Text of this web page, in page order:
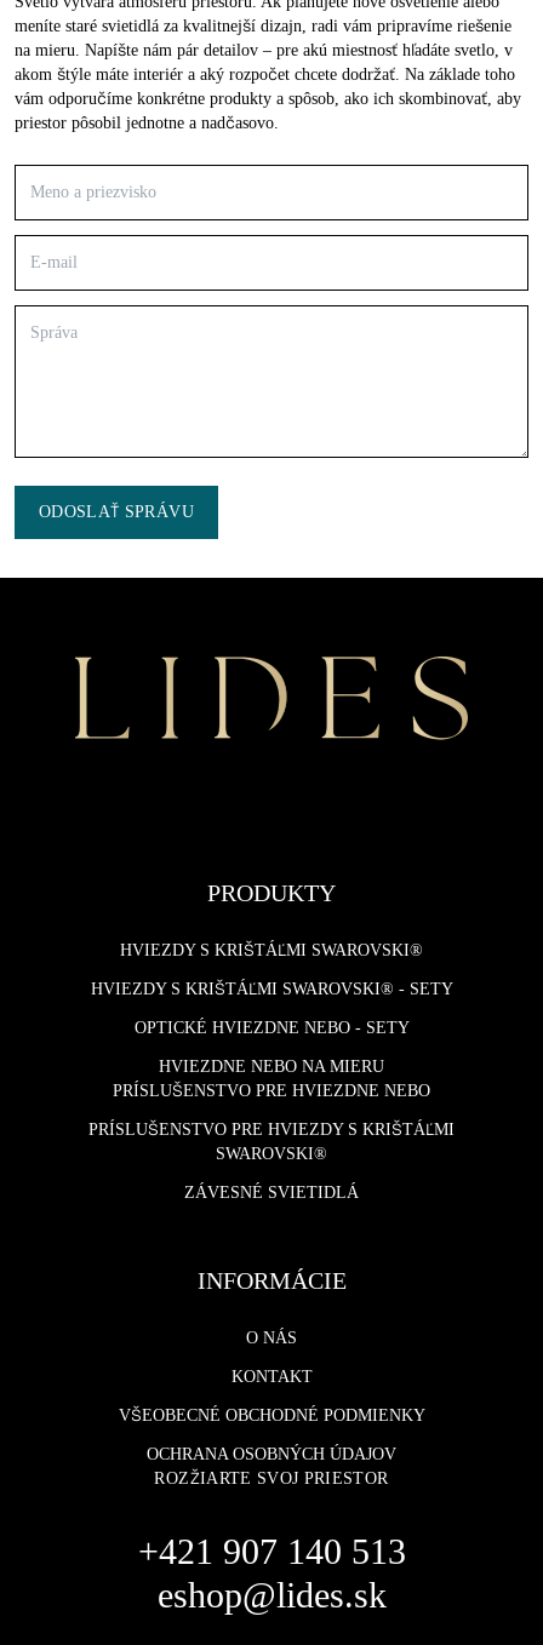
meníte staré svietidlá za kvalitnejší dizajn, radi vám pripravíme riešenie
na mieru. Napíšte nám pár detailov – pre akú miestnosť hľadáte svetlo, v
akom štýle máte interiér a aký rozpočet chcete dodržať. Na základe toho
vám odporučíme konkrétne produkty a spôsob, ako ich skombinovať, aby
priestor pôsobil jednotne a nadčasovo.
ODOSLAŤ SPRÁVU
PRODUKTY
HVIEZDY S KRIŠTÁĽMI SWAROVSKI®
HVIEZDY S KRIŠTÁĽMI SWAROVSKI® - SETY
OPTICKÉ HVIEZDNE NEBO - SETY
HVIEZDNE NEBO NA MIERU
PRÍSLUŠENSTVO PRE HVIEZDNE NEBO
PRÍSLUŠENSTVO PRE HVIEZDY S KRIŠTÁĽMI
SWAROVSKI®
ZÁVESNÉ SVIETIDLÁ
INFORMÁCIE
O NÁS
KONTAKT
VŠEOBECNÉ OBCHODNÉ PODMIENKY
OCHRANA OSOBNÝCH ÚDAJOV
ROZŽIARTE SVOJ PRIESTOR
+421 907 140 513
eshop@lides.sk